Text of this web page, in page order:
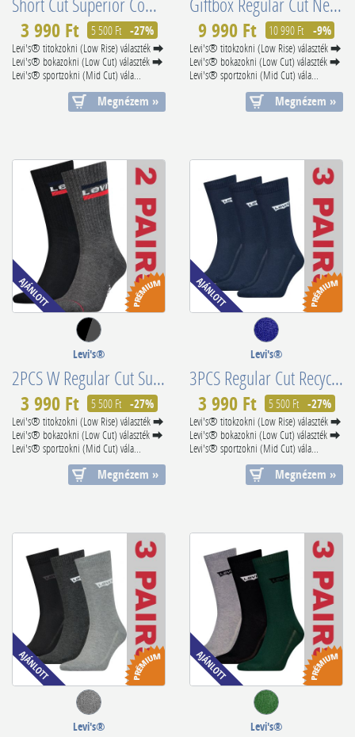
3 990 Ft 5 500 Ft -27%
Levi's® titokzokni (Low Rise) választék ⮕
Levi's® bokazokni (Low Cut) választék ⮕
Levi's® sportzokni (Mid Cut) vála...
Megnézem »
9 990 Ft 10 990 Ft -9%
Levi's® titokzokni (Low Rise) választék ⮕
Levi's® bokazokni (Low Cut) választék ⮕
Levi's® sportzokni (Mid Cut) vála...
Megnézem »
Levi's®
2PCS W Regular Cut Superior Combed Cotton 902012001208
3 990 Ft 5 500 Ft -27%
Levi's® titokzokni (Low Rise) választék ⮕
Levi's® bokazokni (Low Cut) választék ⮕
Levi's® sportzokni (Mid Cut) vála...
Megnézem »
Levi's®
3PCS Regular Cut Recycled Cotton 701224674004
3 990 Ft 5 500 Ft -27%
Levi's® titokzokni (Low Rise) választék ⮕
Levi's® bokazokni (Low Cut) választék ⮕
Levi's® sportzokni (Mid Cut) vála...
Megnézem »
Levi's® Levi's®